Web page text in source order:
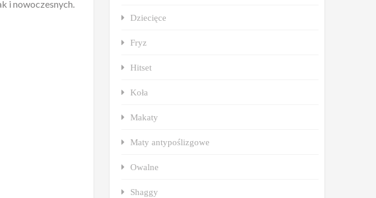
i nowoczesnych.
Dziecięce
Fryz
Hitset
Koła
Makaty
Maty antypoślizgowe
Owalne
Shaggy